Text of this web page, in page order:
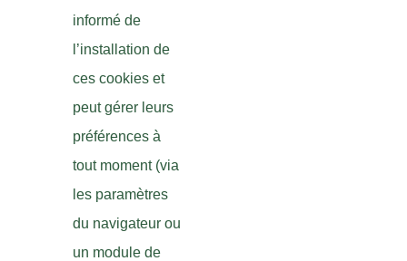
informé de
l’installation de
ces cookies et
peut gérer leurs
préférences à
tout moment (via
les paramètres
du navigateur ou
un module de